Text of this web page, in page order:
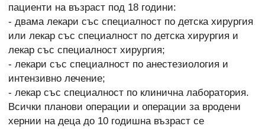
пациенти на възраст под 18 години:
- двама лекари със специалност по детска хирургия
или лекар със специалност по детска хирургия и
лекар със специалност хирургия;
- лекари със специалност по анестезиология и
интензивно лечение;
- лекар със специалност по клинична лаборатория.
Всички планови операции и операции за вродени
хернии на деца до 10 годишна възраст се